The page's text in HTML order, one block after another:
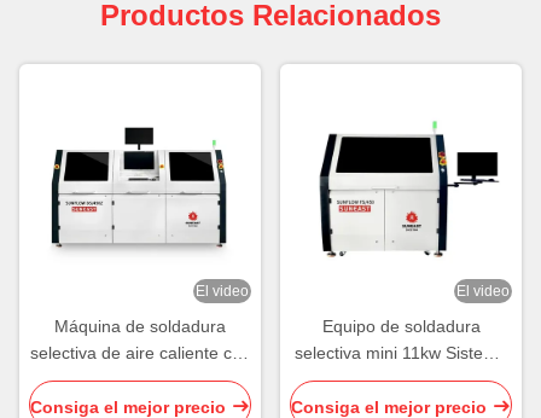
Productos Relacionados
El video
Máquina de soldadura
selectiva de aire caliente con
bombas electromagnéticas
dobles
Consiga el mejor precio
El video
Equipo de soldadura
selectiva mini 11kw Sistema
de soldadura selectiva de
PCB
Consiga el mejor precio